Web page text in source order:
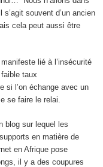
souvent d’un ancien
cela peut aussi être
lié à l’insécurité
taux
si l’on échange avec un
se faire le relai.
blog sur lequel les
en matière de
en Afrique pose
il y a des coupures